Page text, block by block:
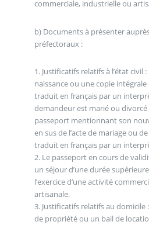
commerciale, industrielle ou
b) Documents à présenter
préfectoraux :
1. Justificatifs relatifs à l’état civil
naissance ou une copie intégrale
traduit en français par un
demandeur est marié ou divorcé
passeport mentionnant son
en sus de l’acte de mariage ou
traduit en français par un
2. Le passeport en cours de
un séjour d’une durée
l’exercice d’une activité
artisanale.
3. Justificatifs relatifs au domicile
de propriété ou un bail de